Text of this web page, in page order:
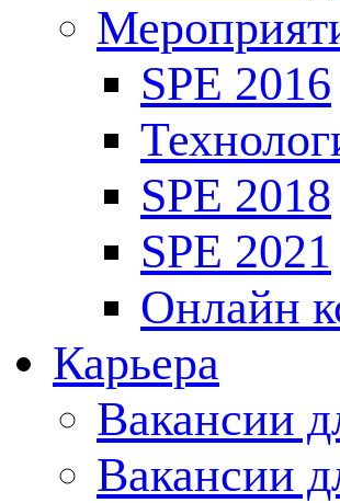
SPE 2016
SPE 2018
SPE 2021
Онлайн
Карьера
Вакансии
Вакансии